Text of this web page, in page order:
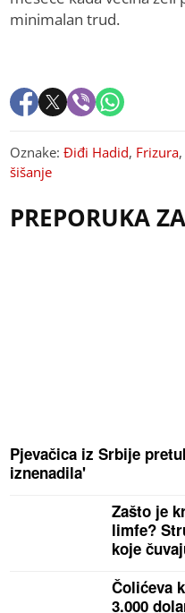
minimalan trud.
Oznake:Điđi Hadid, Frizura
šišanje
PREPORUKA
Pjevačica iz Srbije
iznenadila'
Zašto je
limfe?
koje
Čolićeva
3.000